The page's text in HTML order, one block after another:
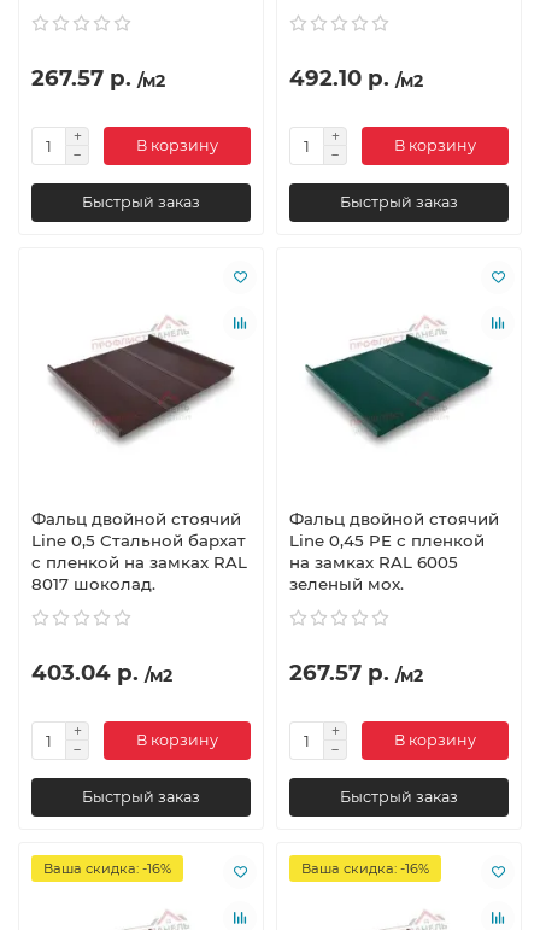
267.57 р. /м2
В корзину
Быстрый заказ
492.10 р. /м2
В корзину
Быстрый заказ
Фальц двойной стоячий
Line 0,5 Стальной бархат
с пленкой на замках RAL
8017 шоколад.
403.04 р. /м2
В корзину
Быстрый заказ
Фальц двойной стоячий
Line 0,45 PE с пленкой
на замках RAL 6005
зеленый мох.
267.57 р. /м2
В корзину
Быстрый заказ
Ваша скидка: -16% Ваша скидка: -16%